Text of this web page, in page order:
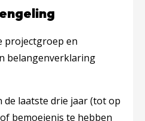
projectgroep en
belangenverklaring
de laatste drie jaar (tot op
bemoeienis te hebben